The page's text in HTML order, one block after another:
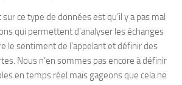
ce type de données est qu’il y a pas mal
qui permettent d’analyser les échanges
le sentiment de l’appelant et définir des
Nous n’en sommes pas encore à définir
en temps réel mais gageons que cela ne